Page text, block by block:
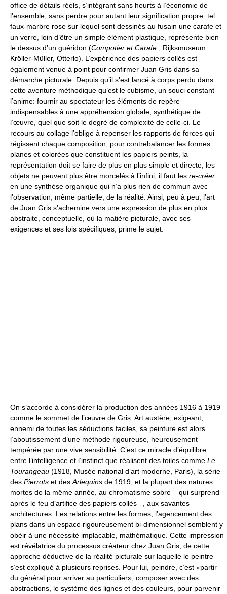
office de détails réels, s’intégrant sans heurts à l’économie de
l’ensemble, sans perdre pour autant leur signification propre: tel
faux-marbre rose sur lequel sont dessinés au fusain une carafe et
un verre, loin d’être un simple élément plastique, représente bien
le dessus d’un guéridon (Compotier et Carafe , Rijksmuseum
Kröller-Müller, Otterlo). L’expérience des papiers collés est
également venue à point pour confirmer Juan Gris dans sa
démarche picturale. Depuis qu’il s’est lancé à corps perdu dans
cette aventure méthodique qu’est le cubisme, un souci constant
l’anime: fournir au spectateur les éléments de repère
indispensables à une appréhension globale, synthétique de
l’œuvre, quel que soit le degré de complexité de celle-ci. Le
recours au collage l’oblige à repenser les rapports de forces qui
régissent chaque composition; pour contrebalancer les formes
planes et colorées que constituent les papiers peints, la
représentation doit se faire de plus en plus simple et directe, les
objets ne peuvent plus être morcelés à l’infini, il faut les re-créer
en une synthèse organique qui n’a plus rien de commun avec
l’observation, même partielle, de la réalité. Ainsi, peu à peu, l’art
de Juan Gris s’achemine vers une expression de plus en plus
abstraite, conceptuelle, où la matière picturale, avec ses
exigences et ses lois spécifiques, prime le sujet.
On s’accorde à considérer la production des années 1916 à 1919
comme le sommet de l’œuvre de Gris. Art austère, exigeant,
ennemi de toutes les séductions faciles, sa peinture est alors
l’aboutissement d’une méthode rigoureuse, heureusement
tempérée par une vive sensibilité. C’est ce miracle d’équilibre
entre l’intelligence et l’instinct que réalisent des toiles comme Le
Tourangeau (1918, Musée national d’art moderne, Paris), la série
des Pierrots et des Arlequins de 1919, et la plupart des natures
mortes de la même année, au chromatisme sobre – qui surprend
après le feu d’artifice des papiers collés –, aux savantes
architectures. Les relations entre les formes, l’agencement des
plans dans un espace rigoureusement bi-dimensionnel semblent y
obéir à une nécessité implacable, mathématique. Cette impression
est révélatrice du processus créateur chez Juan Gris, de cette
approche déductive de la réalité picturale sur laquelle le peintre
s’est expliqué à plusieurs reprises. Pour lui, peindre, c’est «partir
du général pour arriver au particulier», composer avec des
abstractions, le système des lignes et des couleurs, pour parvenir